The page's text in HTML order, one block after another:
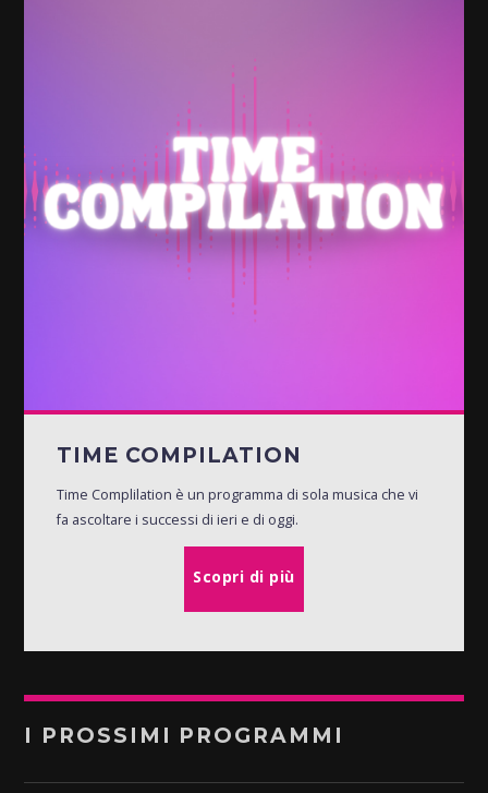
TIME COMPILATION
Time Complilation è un programma di sola musica che vi
fa ascoltare i successi di ieri e di oggi.
Scopri di più
I PROSSIMI PROGRAMMI